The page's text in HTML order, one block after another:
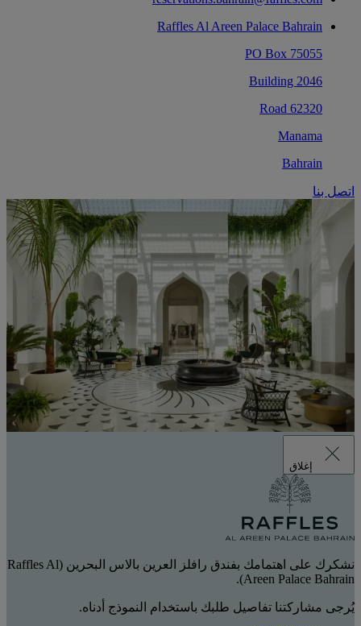
Raffles Al Areen Palace Bahrain
PO Box 75055
Building 2046
Road 62320
Manama
Bahrain
اتصل بنا
إغلاق
نشكرك على اهتمامك بفندق رافلز العرين بالاس البحرين (Raffles Al
Areen Palace Bahrain).
يُرجى مشاركتنا تفاصيل طلبك باستخدام النموذج أدناه.